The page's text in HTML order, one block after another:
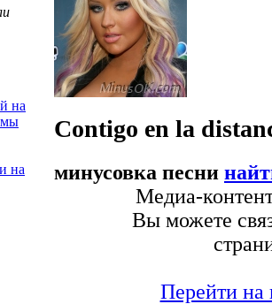
на
на
Contigo en la
минусовка песни
Медиа-
Вы можете
Перейти на